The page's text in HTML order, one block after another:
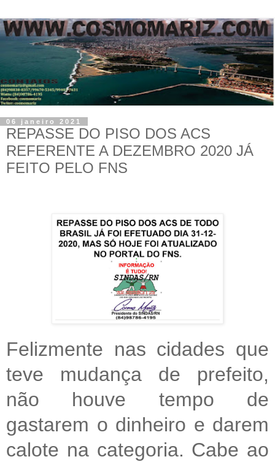
06 janeiro 2021
REPASSE DO PISO DOS ACS
REFERENTE A DEZEMBRO 2020 JÁ
FEITO PELO FNS
Felizmente nas cidades que
teve mudança de prefeito,
não houve tempo de
gastarem o dinheiro e darem
calote na categoria. Cabe ao